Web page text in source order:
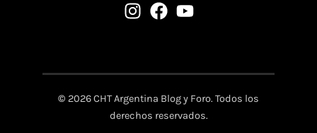
© 2026 CHT Argentina Blog y Foro. Todos los
derechos reservados.